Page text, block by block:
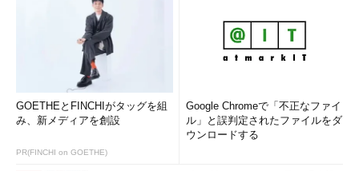
GOETHEとFINCHIがタッグを組
み、新メディアを創設
PR(FINCHI on GOETHE)
Google Chromeで「不正なファイ
ル」と誤判定されたファイルをダ
ウンロードする